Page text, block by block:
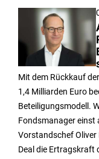
Mit dem Rückkauf
1,4 Milliarden Euro
Beteiligungsmodell.
Fondsmanager einst
Vorstandschef Oliver
Deal die Ertragskraft